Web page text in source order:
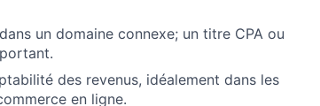
un domaine connexe; un titre CPA ou
des revenus, idéalement dans les
en ligne.